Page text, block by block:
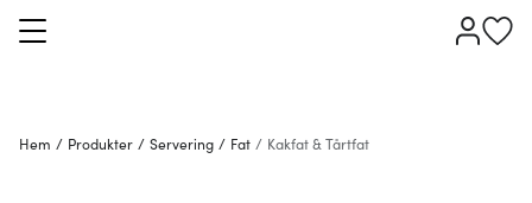
Hem / Produkter / Servering / Fat / Kakfat & Tårtfat